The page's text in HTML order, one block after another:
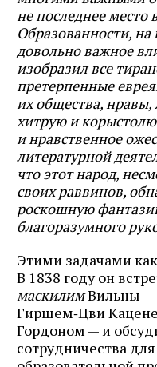
не последнее место
Образованности,
довольно важное
изобразил все
претерпенные
их общества,
хитрую и
и нравственное
литературной
что этот народ,
своих раввинов,
роскошную
благоразумного
Этими задачами
В 1838 году он
маскилимВильны —
Гиршем‑Цви
Гордоном — и
сотрудничества
Журнал
Подпишитесь на
самые интересные